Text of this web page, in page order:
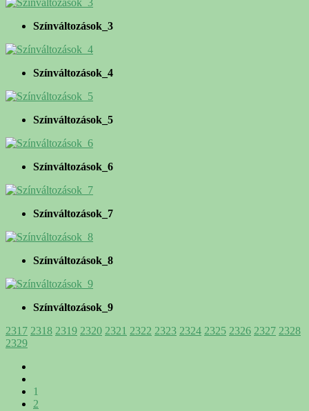
Színváltozások_3
Színváltozások_4
Színváltozások_5
Színváltozások_6
Színváltozások_7
Színváltozások_8
Színváltozások_9
2317 2318 2319 2320 2321 2322 2323 2324 2325 2326 2327 2328
2329
1
2